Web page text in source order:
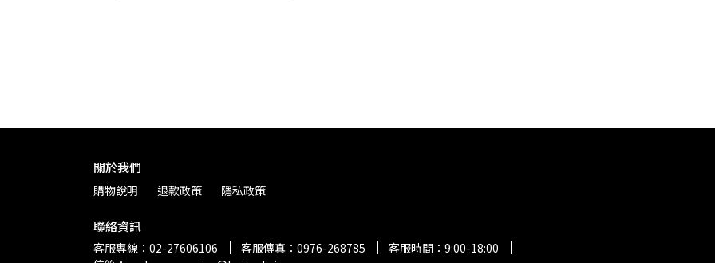
關於我們
購物說明 退款政策 隱私政策
聯絡資訊
客服專線：02-27606106 客服傳真：0976-268785
客服時間：9:00-18:00